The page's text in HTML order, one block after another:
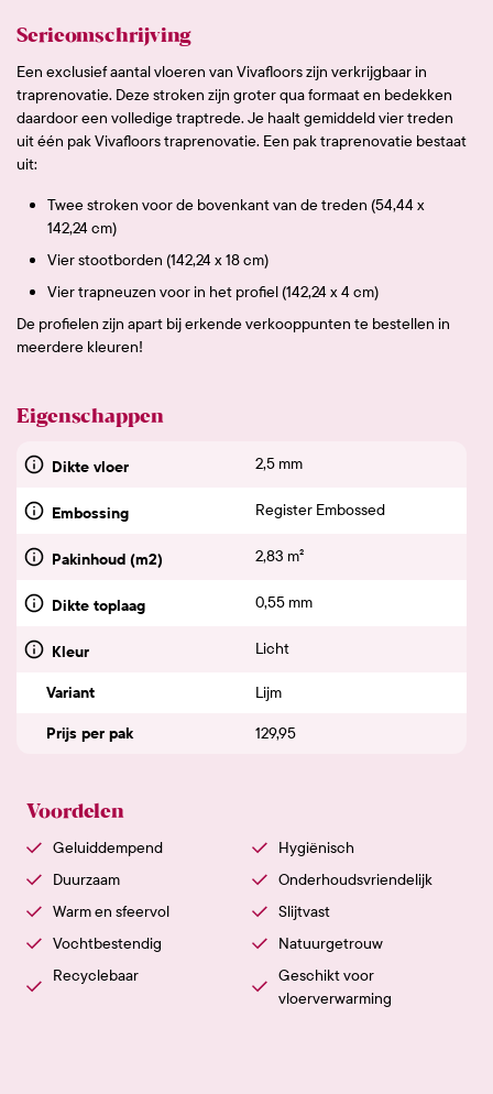
Serieomschrijving
Een exclusief aantal vloeren van Vivafloors zijn verkrijgbaar in
traprenovatie. Deze stroken zijn groter qua formaat en bedekken
daardoor een volledige traptrede. Je haalt gemiddeld vier treden
uit één pak Vivafloors traprenovatie. Een pak traprenovatie bestaat
uit:
Twee stroken voor de bovenkant van de treden (54,44 x
142,24 cm)
Vier stootborden (142,24 x 18 cm)
Vier trapneuzen voor in het profiel (142,24 x 4 cm)
De profielen zijn apart bij erkende verkooppunten te bestellen in
meerdere kleuren!
Eigenschappen
Dikte vloer 2,5 mm
Embossing Register Embossed
Pakinhoud (m2) 2,83 m²
Dikte toplaag 0,55 mm
Kleur Licht
Variant Lijm
Prijs per pak 129,95
Voordelen
Geluiddempend
Hygiënisch
Duurzaam
Onderhoudsvriendelijk
Warm en sfeervol
Slijtvast
Vochtbestendig
Natuurgetrouw
Recyclebaar
Geschikt voor
vloerverwarming